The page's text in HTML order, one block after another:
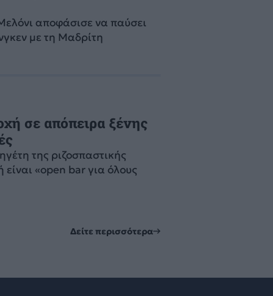
αποφάσισε να παύσει
με τη Μαδρίτη
σε απόπειρα ξένης
της ριζοσπαστικής
«open bar για όλους
Δείτε περισσότερα